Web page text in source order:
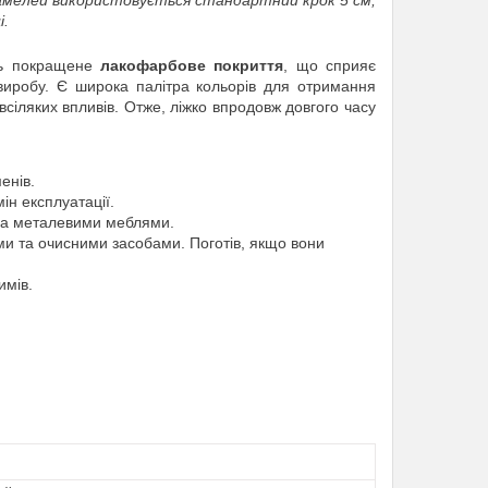
покращене лакофарбове покриття , що сприяє
Є широка палітра кольорів для отримання
впливів. Отже, ліжко впродовж довгого часу
експлуатації.
металевими меблями.
та очисними засобами. Поготів, якщо вони